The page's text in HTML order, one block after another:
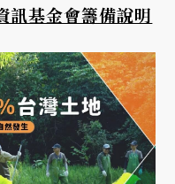
訊基金會籌備說明